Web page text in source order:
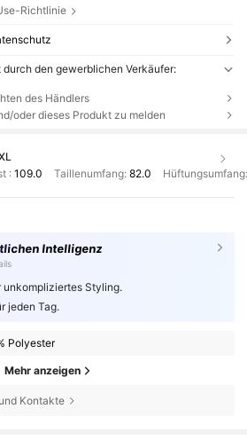
Richtlinie
den gewerblichen Verkäufer:
des Händlers
oder dieses Produkt zu melden
:109.0 Taillenumfang: 82.0
Intelligenz
unkompliziertes Styling.
jeden Tag.
Polyester
Mehr anzeigen
Kontakte